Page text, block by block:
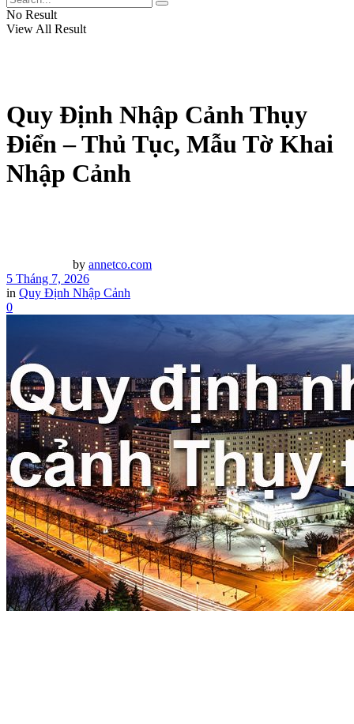
No Result
View All Result
Quy Định Nhập Cảnh Thụy
Điển – Thủ Tục, Mẫu Tờ Khai
Nhập Cảnh
by annetco.com
5 Tháng 7, 2026
in Quy Định Nhập Cảnh
0